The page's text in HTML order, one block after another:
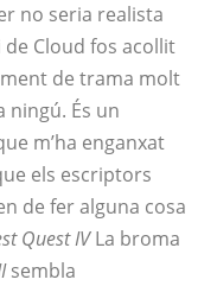
no seria realista
Cloud fos acollit
de trama molt
És un
m’ha enganxat
els escriptors
de fer alguna cosa
Quest IVLa broma
sembla